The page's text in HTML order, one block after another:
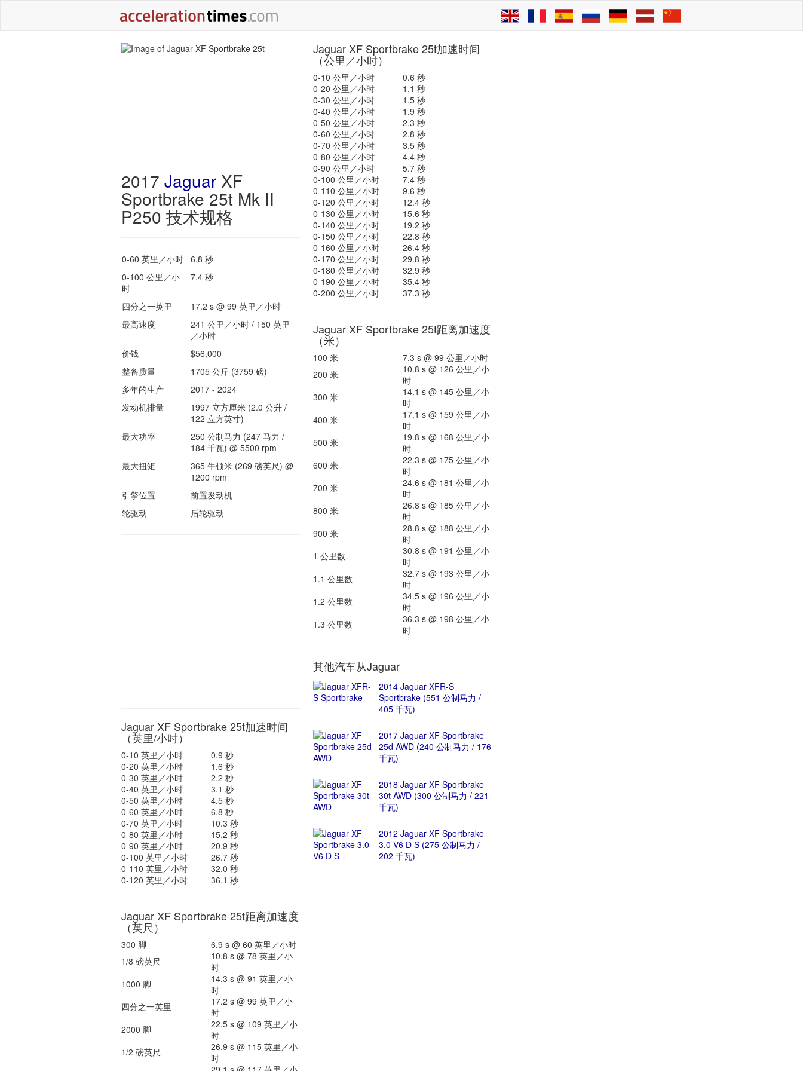
2017 JaguarXF
Sportbrake 25t Mk II
P250 技术规格
0-60 英里／小时
6.8 秒
0-100 公里／小
时
7.4 秒
四分之一英里
17.2 s @ 99 英里／小时
最高速度
241 公里／小时 / 150 英里
／小时
价钱
$56,000
整备质量
1705 公斤 (3759 磅)
多年的生产
2017 - 2024
发动机排量
1997 立方厘米 (2.0 公升 /
122 立方英寸)
最大功率
250 公制马力 (247 马力 /
184 千瓦) @ 5500 rpm
最大扭矩
365 牛顿米 (269 磅英尺) @
1200 rpm
引擎位置
前置发动机
轮驱动
后轮驱动
Jaguar XF Sportbrake 25t加速时间
（英里/小时）
0-10 英里／小时
0.9 秒
0-20 英里／小时
1.6 秒
0-30 英里／小时
2.2 秒
0-40 英里／小时
3.1 秒
0-50 英里／小时
4.5 秒
0-60 英里／小时
6.8 秒
0-70 英里／小时
10.3 秒
0-80 英里／小时
15.2 秒
0-90 英里／小时
20.9 秒
0-100 英里／小时
26.7 秒
0-110 英里／小时
32.0 秒
0-120 英里／小时
36.1 秒
Jaguar XF Sportbrake 25t距离加速度
（英尺）
300 脚
6.9 s @ 60 英里／小时
1/8 磅英尺
10.8 s @ 78 英里／小
时
1000 脚
14.3 s @ 91 英里／小
时
四分之一英里
17.2 s @ 99 英里／小
时
2000 脚
22.5 s @ 109 英里／小
时
1/2 磅英尺
26.9 s @ 115 英里／小
时
Jaguar XF Sportbrake 25t加速时间
（公里／小时）
0-10 公里／小时
0.6 秒
0-20 公里／小时
1.1 秒
0-30 公里／小时
1.5 秒
0-40 公里／小时
1.9 秒
0-50 公里／小时
2.3 秒
0-60 公里／小时
2.8 秒
0-70 公里／小时
3.5 秒
0-80 公里／小时
4.4 秒
0-90 公里／小时
5.7 秒
0-100 公里／小时
7.4 秒
0-110 公里／小时
9.6 秒
0-120 公里／小时
12.4 秒
0-130 公里／小时
15.6 秒
0-140 公里／小时
19.2 秒
0-150 公里／小时
22.8 秒
0-160 公里／小时
26.4 秒
0-170 公里／小时
29.8 秒
0-180 公里／小时
32.9 秒
0-190 公里／小时
35.4 秒
0-200 公里／小时
37.3 秒
Jaguar XF Sportbrake 25t距离加速度
（米）
100 米
7.3 s @ 99 公里／小时
200 米
10.8 s @ 126 公里／小
时
300 米
14.1 s @ 145 公里／小
时
400 米
17.1 s @ 159 公里／小
时
500 米
19.8 s @ 168 公里／小
时
600 米
22.3 s @ 175 公里／小
时
700 米
24.6 s @ 181 公里／小
时
800 米
26.8 s @ 185 公里／小
时
900 米
28.8 s @ 188 公里／小
时
1 公里数
30.8 s @ 191 公里／小
时
1.1 公里数
32.7 s @ 193 公里／小
时
1.2 公里数
34.5 s @ 196 公里／小
时
1.3 公里数
36.3 s @ 198 公里／小
时
其他汽车从Jaguar
2014 Jaguar XFR-S
Sportbrake (551 公制马力 /
405 千瓦)
2017 Jaguar XF Sportbrake
25d AWD (240 公制马力 / 176
千瓦)
2018 Jaguar XF Sportbrake
30t AWD (300 公制马力 / 221
千瓦)
2012 Jaguar XF Sportbrake
3.0 V6 D S (275 公制马力 /
202 千瓦)